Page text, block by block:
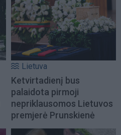
Lietuva
Ketvirtadienį bus
palaidota pirmoji
nepriklausomos Lietuvos
premjerė Prunskienė